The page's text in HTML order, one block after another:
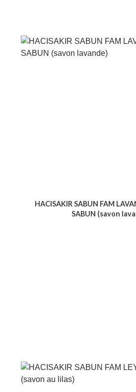
HACISAKIR SABUN FAM
SABUN (savon